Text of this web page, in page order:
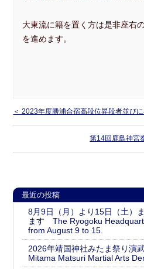
大東流に籍を置く方は是非座右
を進めます。
＜ 2023年度勝浦合宿高段位昇段者並び
第14回鹿島神宮
最近の投稿
8月9日（月）より15日（土）
ます The Ryogoku
from August 9 to 15.
2026年靖国神社みたま祭り
Mitama Matsuri Martial Arts